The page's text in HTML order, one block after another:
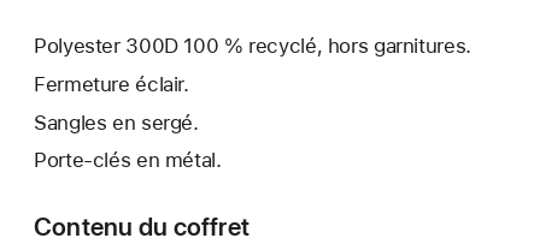
Polyester 300D 100 % recyclé, hors garnitures.
Fermeture éclair.
Sangles en sergé.
Porte-clés en métal.
Contenu du coffret